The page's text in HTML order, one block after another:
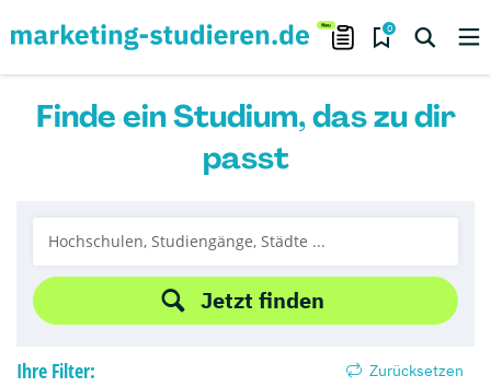
0
Finde ein Studium, das zu dir
passt
Jetzt finden
Ihre Filter: Zurücksetzen